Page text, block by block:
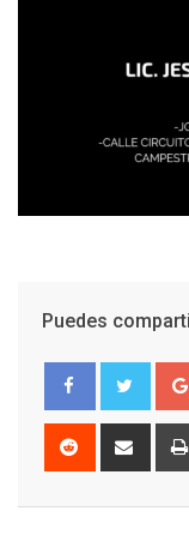
Puedes
Reddit
Share